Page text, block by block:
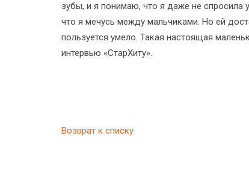
зубы, и я понимаю, что я даже не спросила
что я мечусь между мальчиками. Но ей
пользуется умело. Такая настоящая
интервью «СтарХиту».
Возврат к списку